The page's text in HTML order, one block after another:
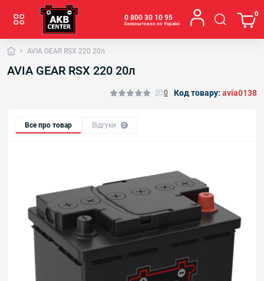
0 800 30 10 95
Безкоштовно по Україні
0
AVIA GEAR RSX 220 20л
AVIA GEAR RSX 220 20л
0 Код товару: avia0138
Все про товар Відгуки 0